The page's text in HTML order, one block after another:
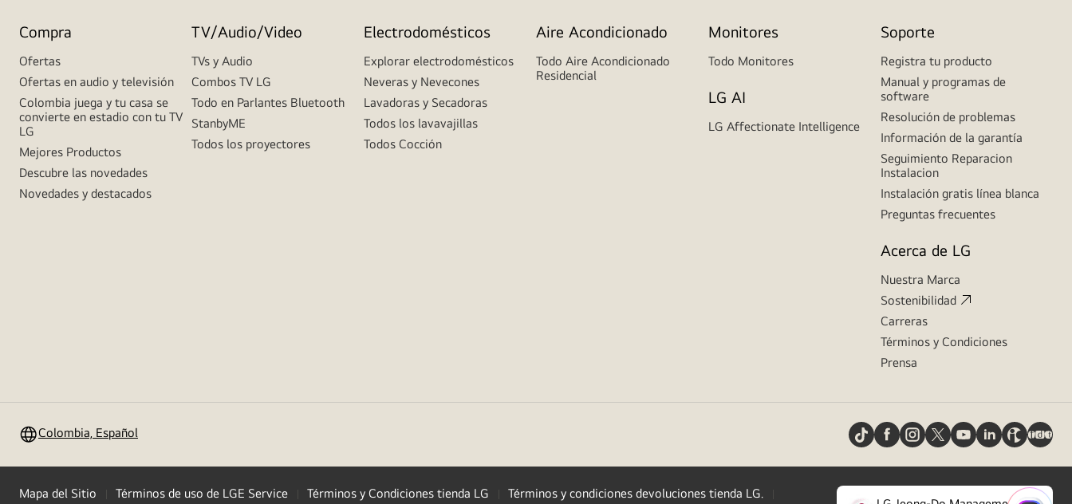
Compra
Ofertas
Ofertas en audio y televisión
Colombia juega y tu casa se
convierte en estadio con tu TV
LG
Mejores Productos
Descubre las novedades
Novedades y destacados
TV/Audio/Video
TVs y Audio
Combos TV LG
Todo en Parlantes Bluetooth
StanbyME
Todos los proyectores
Electrodomésticos
Explorar electrodomésticos
Neveras y Nevecones
Lavadoras y Secadoras
Todos los lavavajillas
Todos Cocción
Aire Acondicionado
Todo Aire Acondicionado
Residencial
Monitores
Todo Monitores
LG AI
LG Affectionate Intelligence
Soporte
Registra tu producto
Manual y programas de
software
Resolución de problemas
Información de la garantía
Seguimiento Reparacion
Instalacion
Instalación gratis línea blanca
Preguntas frecuentes
Acerca de LG
Nuestra Marca
Sostenibilidad
Carreras
Términos y Condiciones
Prensa
Colombia, Español
Mapa del Sitio Términos de uso de LGE Service Términos y Condiciones tienda LG
Términos y condiciones devoluciones tienda LG.